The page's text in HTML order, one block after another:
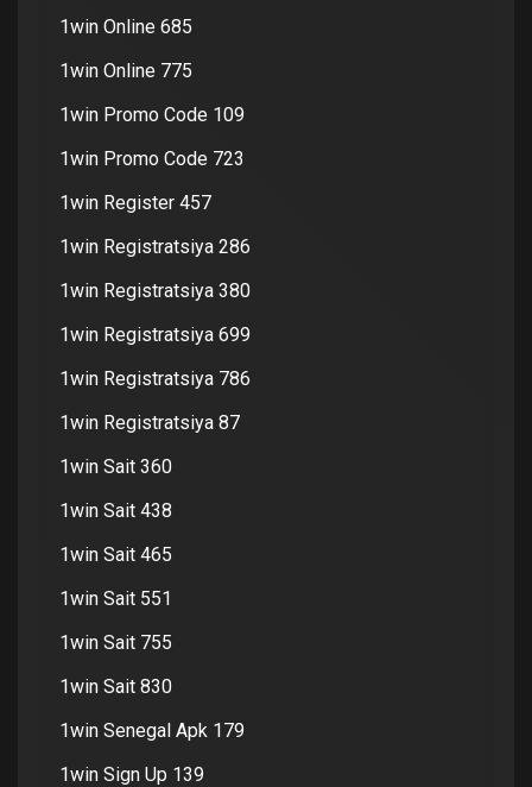
1win Online 685
1win Online 775
1win Promo Code 109
1win Promo Code 723
1win Register 457
1win Registratsiya 286
1win Registratsiya 380
1win Registratsiya 699
1win Registratsiya 786
1win Registratsiya 87
1win Sait 360
1win Sait 438
1win Sait 465
1win Sait 551
1win Sait 755
1win Sait 830
1win Senegal Apk 179
1win Sign Up 139